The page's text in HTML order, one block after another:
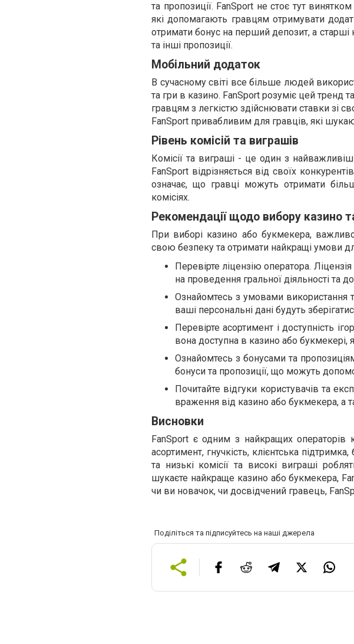
та пропозиції. FanSport не стоє тут
які допомагають гравцям отримувати
отримати бонус на перший депозит, а
та інші пропозиції.
Мобільний додаток
В сучасному світі все більше людей
та гри в казино. FanSport розуміє цей тренд
гравцям з легкістю здійснювати ставки зі
FanSport привабливим для гравців, які
Рівень комісій та виграшів
Комісії та виграші - це один з
FanSport відрізняється від своїх
означає, що гравці можуть отримати
комісіях.
Рекомендації щодо вибору казино
При виборі казино або букмекера,
свою безпеку та отримати найкращі умови
Перевірте ліцензію оператора.
на проведення гральної діяльності та
Ознайомтесь з умовами використання
ваші персональні дані будуть
Перевірте асортимент і доступність
вона доступна в казино або букмекері,
Ознайомтесь з бонусами та
бонуси та пропозиції, що можуть
Почитайте відгуки користувачів та
враження від казино або букмекера, а
Висновки
FanSport є одним з найкращих
асортимент, гнучкість, клієнтська
та низькі комісії та високі виграші
шукаєте найкраще казино або букмекера,
чи ви новачок, чи досвідчений гравець,
Поділіться та підписуйтесь на наші джерела